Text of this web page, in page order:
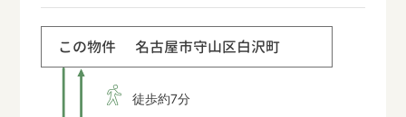
この物件 名古屋市守山区白沢町
徒歩約7分